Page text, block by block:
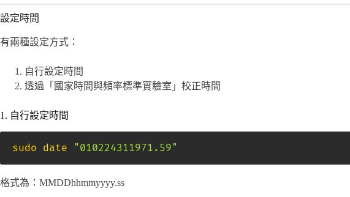
設定時間
有兩種設定方式：
自行設定時間
透過「國家時間與頻率標準實驗室」校正時間
1. 自行設定時間
sudo date "010224311971.59"
格式為：MMDDhhmmyyyy.ss